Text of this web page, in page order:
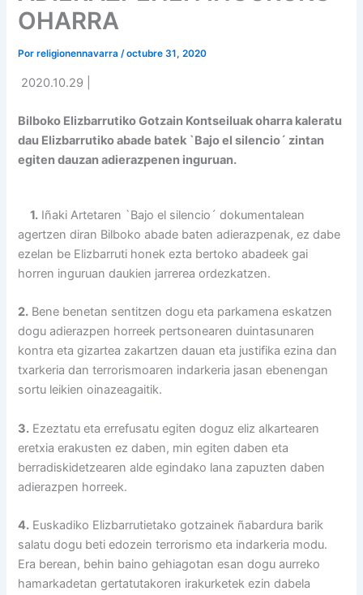
OHARRA
Porreligionennavarra/octubre 31, 2020
2020.10.29 |
Bilboko Elizbarrutiko Gotzain Kontseiluak oharra kaleratu
dau Elizbarrutiko abade batek `Bajo el silencio´ zintan
egiten dauzan adierazpenen inguruan.
1. Iñaki Artetaren `Bajo el silencio´ dokumentalean
agertzen diran Bilboko abade baten adierazpenak, ez dabe
ezelan be Elizbarruti honek ezta bertoko abadeek gai
horren inguruan daukien jarrerea ordezkatzen.
2. Bene benetan sentitzen dogu eta parkamena eskatzen
dogu adierazpen horreek pertsonearen duintasunaren
kontra eta gizartea zakartzen dauan eta justifika ezina dan
txarkeria dan terrorismoaren indarkeria jasan ebenengan
sortu leikien oinazeagaitik.
3. Ezeztatu eta errefusatu egiten doguz eliz alkartearen
eretxia erakusten ez daben, min egiten daben eta
berradiskidetzearen alde egindako lana zapuzten daben
adierazpen horreek.
4. Euskadiko Elizbarrutietako gotzainek ñabardura barik
salatu dogu beti edozein terrorismo eta indarkeria modu.
Era berean, behin baino gehiagotan esan dogu aurreko
hamarkadetan gertatutakoren irakurketek ezin dabela